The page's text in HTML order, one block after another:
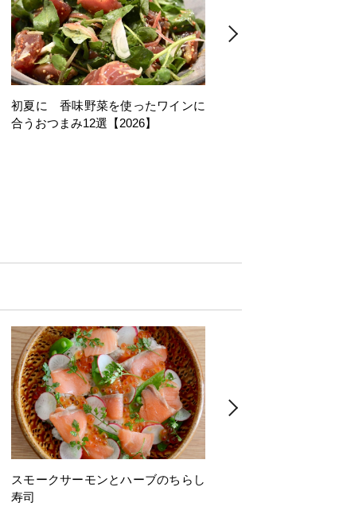
初夏に 香味野菜を使ったワインに
合うおつまみ12選【2026】
スモークサーモンとハーブのちらし
寿司